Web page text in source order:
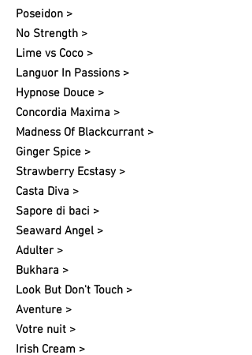
Poseidon >
No Strength >
Lime vs Coco >
Languor In Passions >
Hypnose Douce >
Concordia Maxima >
Madness Of Blackcurrant >
Ginger Spice >
Strawberry Ecstasy >
Casta Diva >
Sapore di baci >
Seaward Angel >
Adulter >
Bukhara >
Look But Don't Touch >
Aventure >
Votre nuit​ >
Irish Cream >